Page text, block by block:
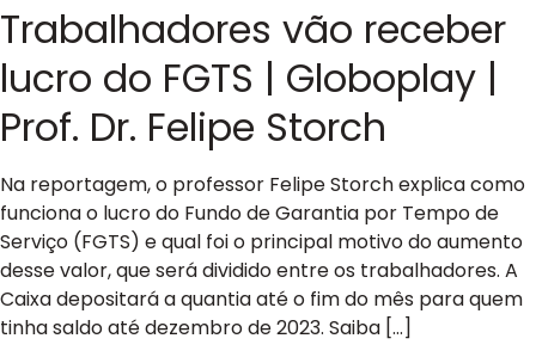
Trabalhadores vão receber
lucro do FGTS | Globoplay |
Prof. Dr. Felipe Storch
Na reportagem, o professor Felipe Storch explica como
funciona o lucro do Fundo de Garantia por Tempo de
Serviço (FGTS) e qual foi o principal motivo do aumento
desse valor, que será dividido entre os trabalhadores. A
Caixa depositará a quantia até o fim do mês para quem
tinha saldo até dezembro de 2023. Saiba […]